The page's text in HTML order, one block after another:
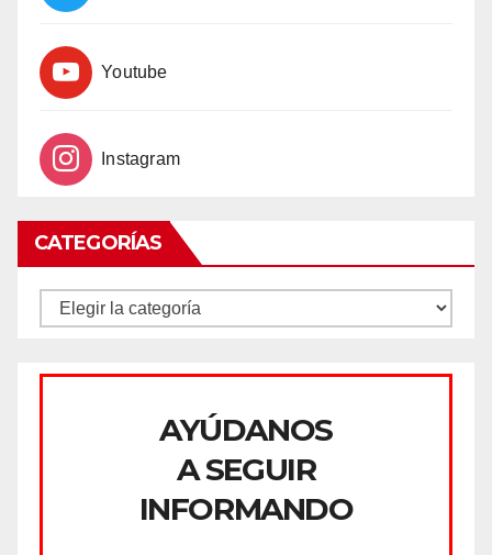
Youtube
Instagram
CATEGORÍAS
CATEGORÍAS
AYÚDANOS
A SEGUIR
INFORMANDO